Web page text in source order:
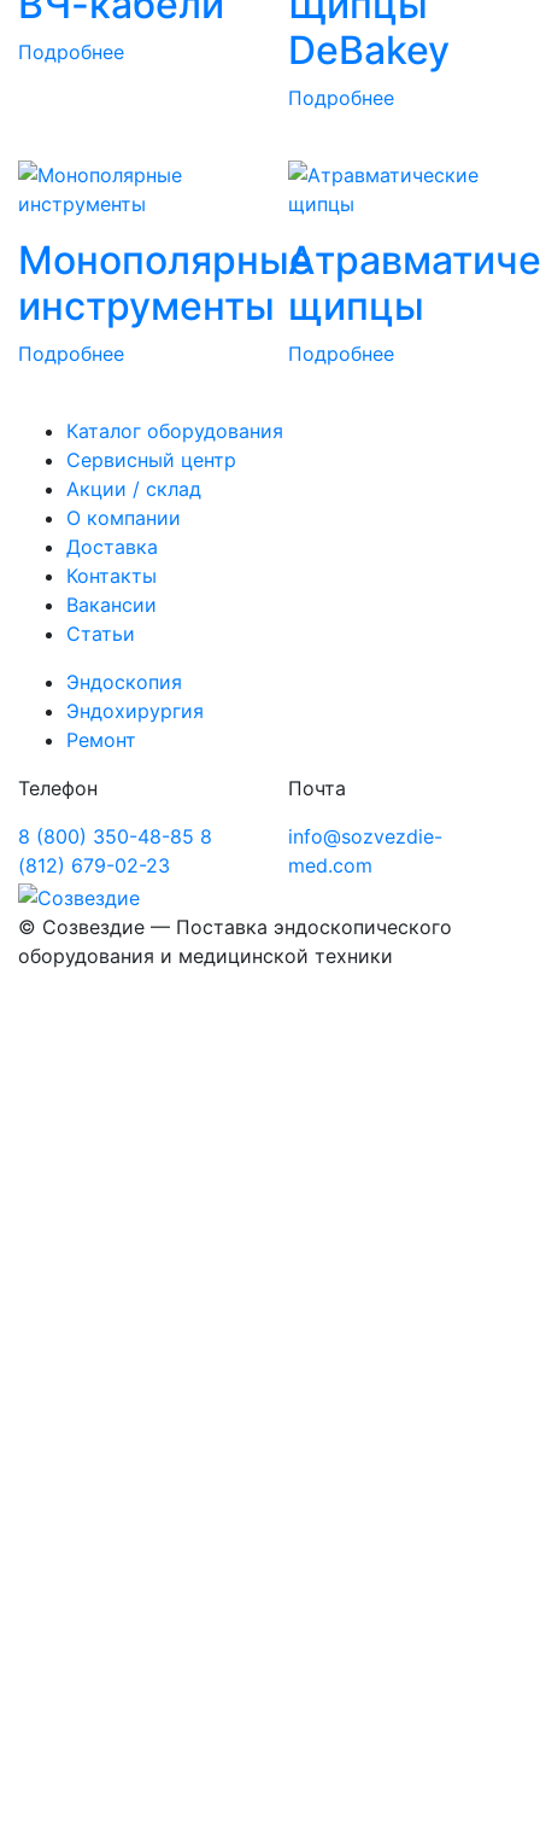
Подробнее
DeBakey
Подробнее
Монополярные
инструменты
Подробнее
щипцы
Подробнее
Каталог оборудования
Сервисный центр
Акции / склад
О компании
Доставка
Контакты
Вакансии
Статьи
Эндоскопия
Эндохирургия
Ремонт
Телефон
8 (800) 350-48-85 8
(812) 679-02-23
Почта
info@sozvezdie-
med.com
© Созвездие — Поставка эндоскопического
оборудования и медицинской техники